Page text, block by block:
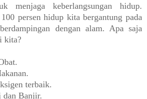
menjaga keberlangsungan hidup.
persen hidup kita bergantung pada
dengan alam. Apa saja
kita?
terbaik.
dan Banjir.